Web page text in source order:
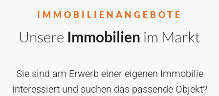
IMMOBILIENANGEBOTE
Unsere Immobilien im Markt
Sie sind am Erwerb einer eigenen Immobilie
interessiert und suchen das passende Objekt?